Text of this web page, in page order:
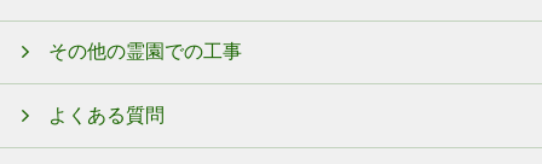
その他の霊園での工事
よくある質問